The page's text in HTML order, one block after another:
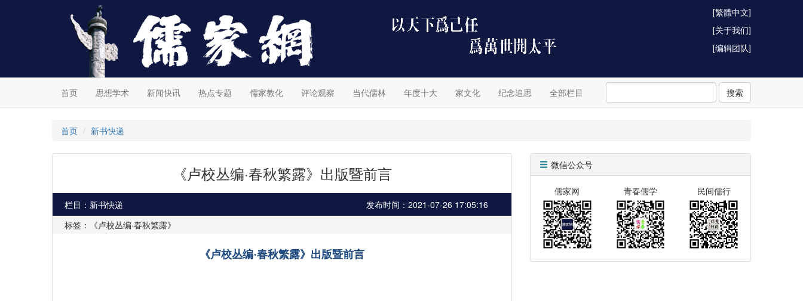
[繁體中文]
[关于我们]
[编辑团队]
首页 思想学术 新闻快讯 热点专题 儒家教化 评论观察 当代儒林 年度十大 家文化 纪念追思 全部栏目 搜索
首页 新书快递
《卢校丛编·春秋繁露》出版暨前言
栏目：新书快递
发布时间：2021-07-26 17:05:16
标签：《卢校丛编·春秋繁露》
《卢校丛编·春秋繁露》出版暨前言
微信公众号
儒家网 青春儒学 民间儒行